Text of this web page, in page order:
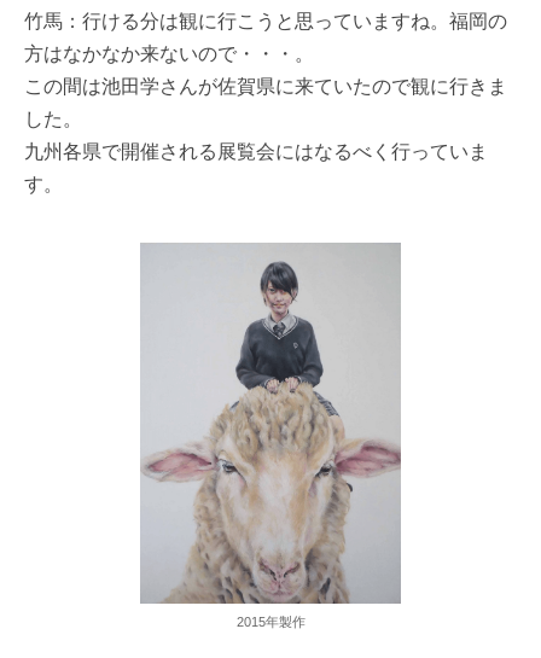
竹馬：行ける分は観に行こうと思っていますね。福岡の
方はなかなか来ないので・・・。
この間は池田学さんが佐賀県に来ていたので観に行きま
した。
九州各県で開催される展覧会にはなるべく行っていま
す。
2015年製作